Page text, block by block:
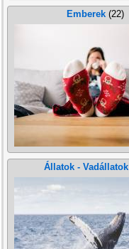
Emberek (22)
Állatok - Vadállatok